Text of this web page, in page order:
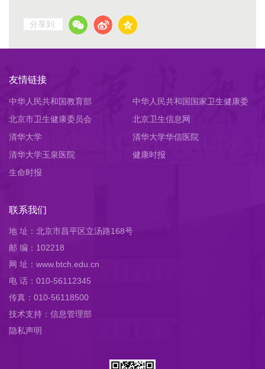
分享到:
友情链接
中华人民共和国教育部
中华人民共和国国家卫生健康委
员会
北京市卫生健康委员会
北京卫生信息网
清华大学
清华大学华信医院
清华大学玉泉医院
健康时报
生命时报
联系我们
地 址：北京市昌平区立汤路168号
邮 编：102218
网 址：www.btch.edu.cn
电 话：010-56112345
传真：010-56118500
技术支持：信息管理部
隐私声明